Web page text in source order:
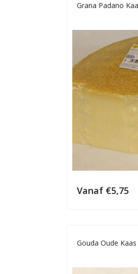
Grana Padano
Vanaf €5,75
Gouda Oude Kaas